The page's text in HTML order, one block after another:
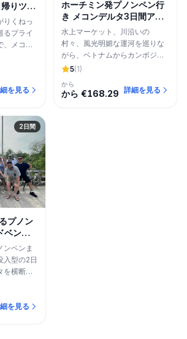
りツア
りくねっ
るプライ
、メコン
ましょ
を見る
ホーチミン発プノンペン行
き メコンデルタ3日間アド
ベンチャーツアー
水上マーケット、川沿いの
村々、風光明媚な運河を巡りな
がら、ベトナムからカンボジア
へ渡る3日間の旅。
5(1)
から
から €168.29 詳細を見る
2日間
プノン
ベンチ
ンペンま
入型の2日
を横断し
を見る